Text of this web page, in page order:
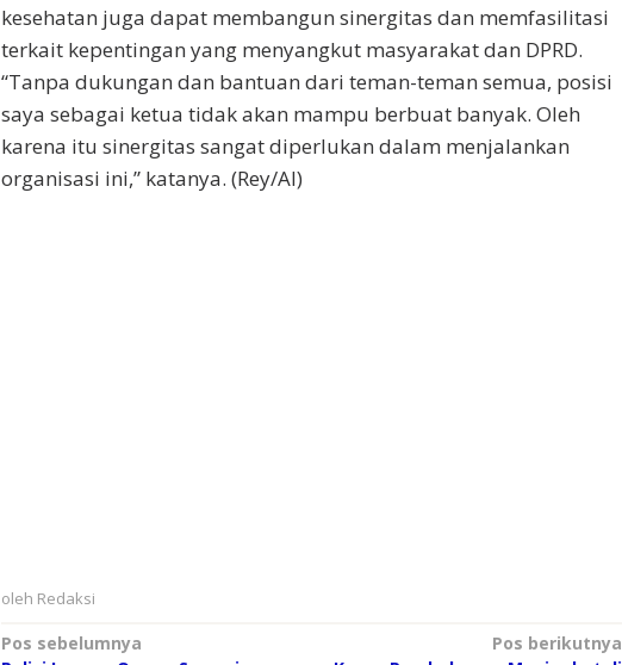
kesehatan juga dapat membangun sinergitas dan memfasilitasi
terkait kepentingan yang menyangkut masyarakat dan DPRD.
“Tanpa dukungan dan bantuan dari teman-teman semua, posisi
saya sebagai ketua tidak akan mampu berbuat banyak. Oleh
karena itu sinergitas sangat diperlukan dalam menjalankan
organisasi ini,” katanya. (Rey/Al)
oleh Redaksi
Navigasi
Pos sebelumnya
Pos berikutnya